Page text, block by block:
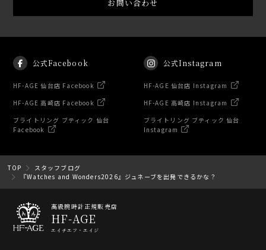
お問い合わせ
公式Facebook
HF-AGE 仙台店 Facebook
HF-AGE 高崎店 Facebook
ブライトリング ブティック 仙台
Facebook
公式Instagram
HF-AGE 仙台店 Instagram
HF-AGE 高崎店 Instagram
ブライトリング ブティック 仙台
Instagram
TOP
スタッフブログ
『Watches and Wonders2026』ジュネーブを出発できるかな？
高級腕時計正規販売店
HF-AGE
エイチエフ・エイジ